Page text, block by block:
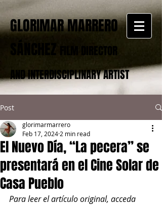
GLORIMAR MARRERO
SÁNCHEZ
FILM DIRECTOR
AND INTERDISCIPLINARY ARTIST
Post
El Nuevo Día, “La pecera” se
presentará en el Cine Solar de
Casa Pueblo
glorimarmarrero
Feb 17, 2024 2 min read
Para leer el artículo original, acceda